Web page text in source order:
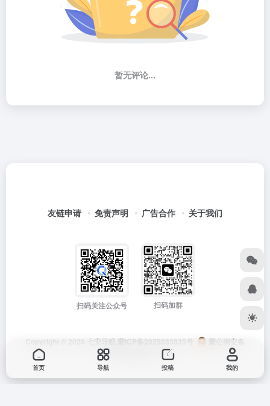
暂无评论...
友链申请 免责声明 广告合作 关于我们
扫码关注公众号 扫码加群
Copyright © 2026 七安导航 蒙ICP备2025033835号
蒙公网安备
15012202000171号
首页 导航 投稿 我的